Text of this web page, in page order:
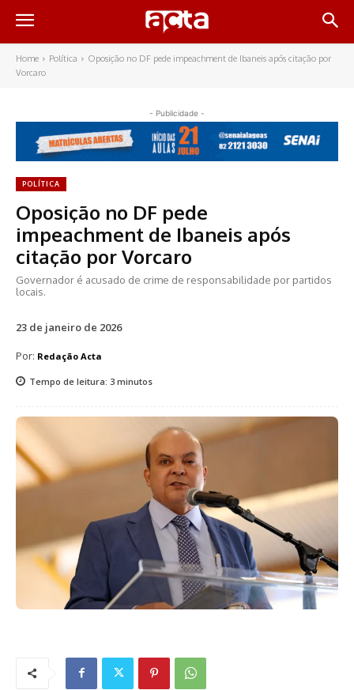
Home Política
Oposição no DF pede impeachment de Ibaneis após citação por
Vorcaro
- Publicidade -
POLÍTICA
Oposição no DF pede
impeachment de Ibaneis após
citação por Vorcaro
Governador é acusado de crime de responsabilidade por partidos
locais.
23 de janeiro de 2026
Por: Redação Acta
Tempo de leitura: 3 minutos